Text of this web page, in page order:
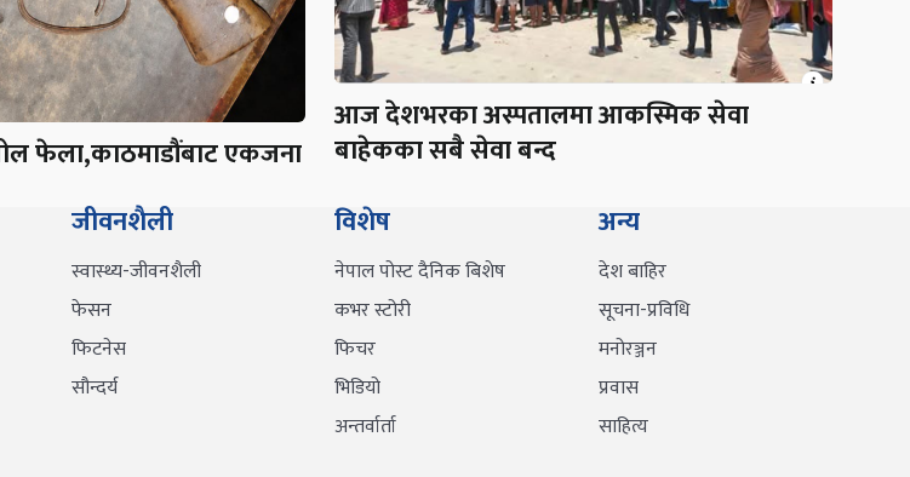
फेला,काठमाडौंबाट एकजना
आज देशभरका अस्पतालमा आकस्मिक सेवा
बाहेकका सबै सेवा बन्द
जीवनशैली
स्वास्थ्य-जीवनशैली
फेसन
फिटनेस
सौन्दर्य
विशेष
नेपाल पोस्ट दैनिक बिशेष
कभर स्टोरी
फिचर
भिडियो
अन्तर्वार्ता
अन्य
देश बाहिर
सूचना-प्रविधि
मनोरञ्जन
प्रवास
साहित्य